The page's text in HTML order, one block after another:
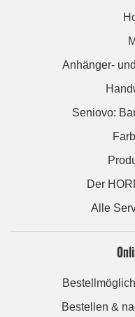
Anhänger-
Seniovo:
Der
Alle
Bestellen &